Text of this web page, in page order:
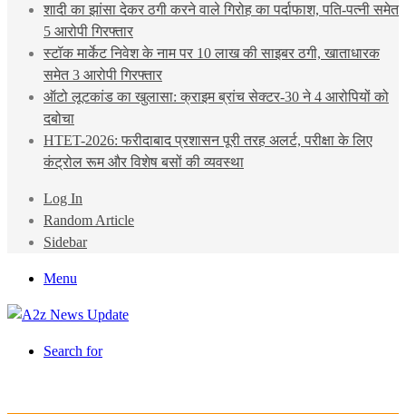
शादी का झांसा देकर ठगी करने वाले गिरोह का पर्दाफाश, पति-पत्नी समेत
5 आरोपी गिरफ्तार
स्टॉक मार्केट निवेश के नाम पर 10 लाख की साइबर ठगी, खाताधारक
समेत 3 आरोपी गिरफ्तार
ऑटो लूटकांड का खुलासा: क्राइम ब्रांच सेक्टर-30 ने 4 आरोपियों को
दबोचा
HTET-2026: फरीदाबाद प्रशासन पूरी तरह अलर्ट, परीक्षा के लिए
कंट्रोल रूम और विशेष बसों की व्यवस्था
Log In
Random Article
Sidebar
Menu
Search for